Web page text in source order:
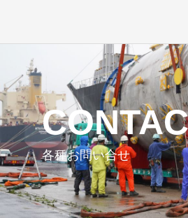
各種お問い合せ